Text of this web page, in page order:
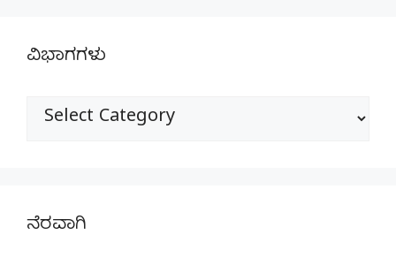
ವಿಭಾಗಗಳು
ವಿಭಾಗಗಳು
ನೆರವಾಗಿ